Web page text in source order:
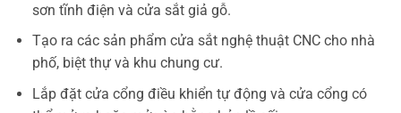
sơn tĩnh điện và cửa sắt giả gỗ.
Tạo ra các sản phẩm cửa sắt nghệ thuật CNC cho nhà
phố, biệt thự và khu chung cư.
Lắp đặt cửa cổng điều khiển tự động và cửa cổng có